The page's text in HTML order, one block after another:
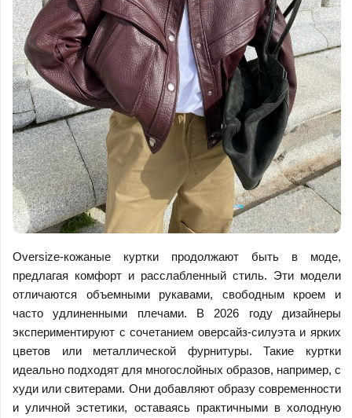
Oversize-кожаные куртки продолжают быть в моде,
предлагая комфорт и расслабленный стиль. Эти модели
отличаются объемными рукавами, свободным кроем и
часто удлиненными плечами. В 2026 году дизайнеры
экспериментируют с сочетанием оверсайз-силуэта и ярких
цветов или металлической фурнитуры. Такие куртки
идеально подходят для многослойных образов, например, с
худи или свитерами. Они добавляют образу современности
и уличной эстетики, оставаясь практичными в холодную